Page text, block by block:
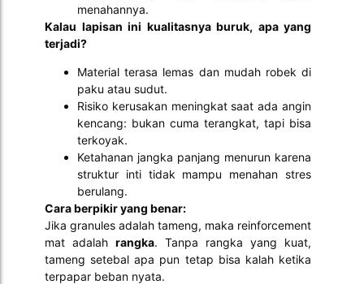
menahannya.
Kalau lapisan ini kualitasnya buruk, apa yang
terjadi?
Material terasa lemas dan mudah robek di
paku atau sudut.
Risiko kerusakan meningkat saat ada angin
kencang: bukan cuma terangkat, tapi bisa
terkoyak.
Ketahanan jangka panjang menurun karena
struktur inti tidak mampu menahan stres
berulang.
Cara berpikir yang benar:
Jika granules adalah tameng, maka reinforcement
mat adalah rangka. Tanpa rangka yang kuat,
tameng setebal apa pun tetap bisa kalah ketika
terpapar beban nyata.